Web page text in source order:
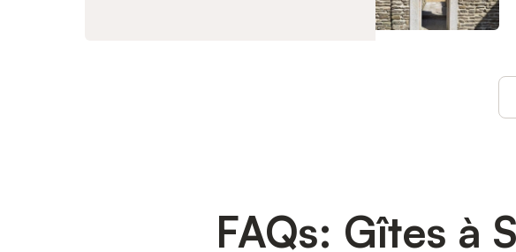
FAQs: Gîtes à